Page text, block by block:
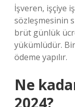
İşveren, işçiye
sözleşmesinin
brüt günlük
yükümlüdür. Bir
ödeme yapılır.
Ne
2024?